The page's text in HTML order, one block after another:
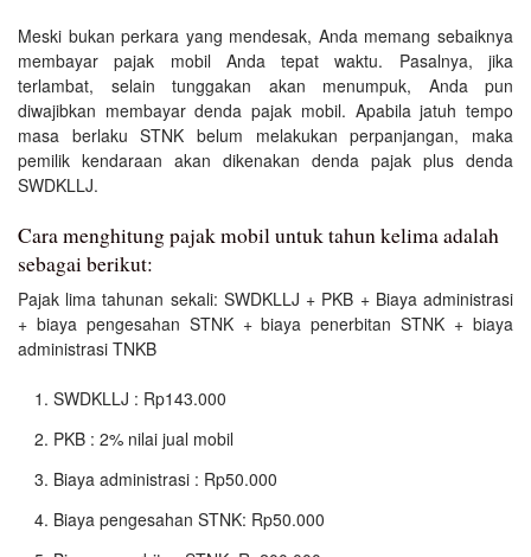
Meski bukan perkara yang mendesak, Anda memang sebaiknya
membayar pajak mobil Anda tepat waktu. Pasalnya, jika
terlambat, selain tunggakan akan menumpuk, Anda pun
diwajibkan membayar denda pajak mobil. Apabila jatuh tempo
masa berlaku STNK belum melakukan perpanjangan, maka
pemilik kendaraan akan dikenakan denda pajak plus denda
SWDKLLJ.
Cara menghitung pajak mobil untuk tahun kelima adalah
sebagai berikut:
Pajak lima tahunan sekali: SWDKLLJ + PKB + Biaya administrasi
+ biaya pengesahan STNK + biaya penerbitan STNK + biaya
administrasi TNKB
SWDKLLJ : Rp143.000
PKB : 2% nilai jual mobil
Biaya administrasi : Rp50.000
Biaya pengesahan STNK: Rp50.000